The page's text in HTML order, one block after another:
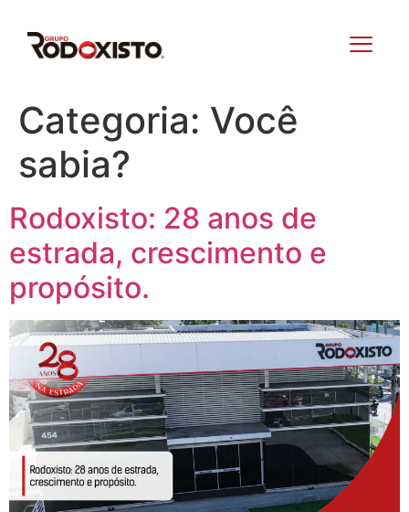
Categoria: Você
sabia?
Rodoxisto: 28 anos de
estrada, crescimento e
propósito.